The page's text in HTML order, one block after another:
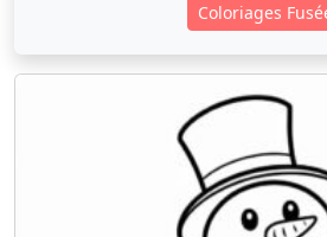
Coloriages